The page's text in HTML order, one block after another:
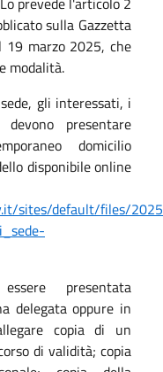
sulla Gazzetta
19 marzo 2025, che
modalità.
gli interessati, i
presentare
domicilio
disponibile online
sites/default/files/
presentata
delegata oppure in
copia di un
di validità; copia